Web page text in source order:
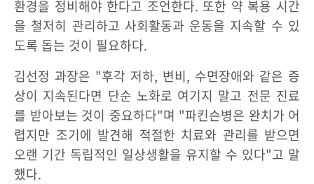
환경을 정비해야 한다고 조언한다. 또한 약 복용 시간
을 철저히 관리하고 사회활동과 운동을 지속할 수 있
도록 돕는 것이 필요하다.
김선정 과장은 "후각 저하, 변비, 수면장애와 같은 증
상이 지속된다면 단순 노화로 여기지 말고 전문 진료
를 받아보는 것이 중요하다"며 "파킨슨병은 완치가 어
렵지만 조기에 발견해 적절한 치료와 관리를 받으면
오랜 기간 독립적인 일상생활을 유지할 수 있다"고 말
했다.